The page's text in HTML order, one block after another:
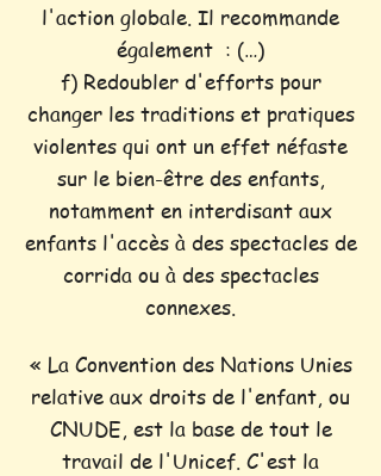
l'action globale. Il recommande
également : (…)
f) Redoubler d'efforts pour
changer les traditions et pratiques
violentes qui ont un effet néfaste
sur le bien-être des enfants,
notamment en interdisant aux
enfants l'accès à des spectacles de
corrida ou à des spectacles
connexes.
« La Convention des Nations Unies
relative aux droits de l'enfant, ou
CNUDE, est la base de tout le
travail de l'Unicef. C'est la